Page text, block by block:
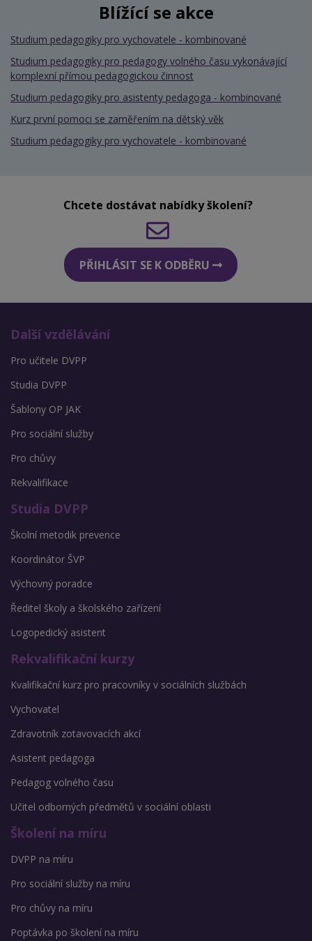
Blížící se akce
Studium pedagogiky pro vychovatele - kombinované
Studium pedagogiky pro pedagogy volného času vykonávající
komplexní přímou pedagogickou činnost
Studium pedagogiky pro asistenty pedagoga - kombinované
Kurz první pomoci se zaměřením na dětský věk
Studium pedagogiky pro vychovatele - kombinované
Chcete dostávat nabídky školení?
PŘIHLÁSIT SE K ODBĚRU
Další vzdělávání
Pro učitele DVPP
Studia DVPP
Šablony OP JAK
Pro sociální služby
Pro chůvy
Rekvalifikace
Studia DVPP
Školní metodik prevence
Koordinátor ŠVP
Výchovný poradce
Ředitel školy a školského zařízení
Logopedický asistent
Rekvalifikační kurzy
Kvalifikační kurz pro pracovníky v sociálních službách
Vychovatel
Zdravotník zotavovacích akcí
Asistent pedagoga
Pedagog volného času
Učitel odborných předmětů v sociální oblasti
Školení na míru
DVPP na míru
Pro sociální služby na míru
Pro chůvy na míru
Poptávka po školení na míru